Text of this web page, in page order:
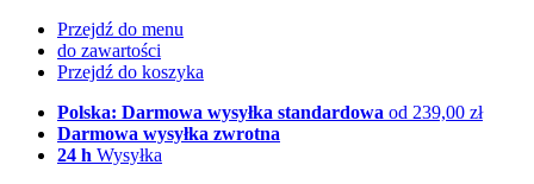
Przejdź do menu
do zawartości
Przejdź do koszyka
Polska: Darmowa wysyłka standardowa od 239,00 zł
Darmowa wysyłka zwrotna
24 h Wysyłka